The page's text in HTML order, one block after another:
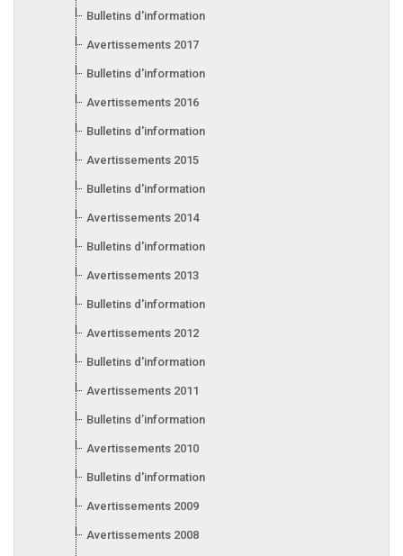
Bulletins d'information 2018
Avertissements 2017
Bulletins d'information 2017
Avertissements 2016
Bulletins d'information 2016
Avertissements 2015
Bulletins d'information 2015
Avertissements 2014
Bulletins d'information 2014
Avertissements 2013
Bulletins d'information 2013
Avertissements 2012
Bulletins d'information 2012
Avertissements 2011
Bulletins d’information 2011
Avertissements 2010
Bulletins d'information 2010
Avertissements 2009
Avertissements 2008